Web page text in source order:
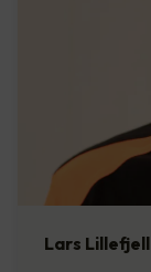
Lars Lillefjell